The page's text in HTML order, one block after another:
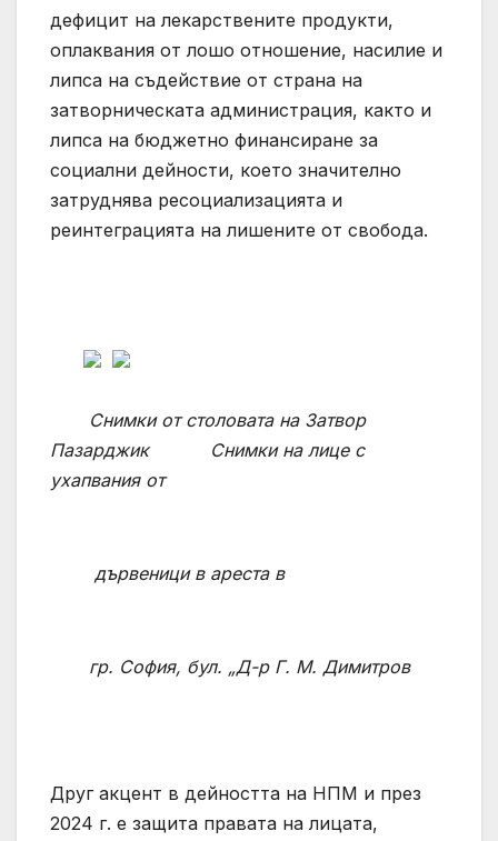
дефицит на лекарствените продукти,
оплаквания от лошо отношение, насилие и
липса на съдействие от страна на
затворническата администрация, както и
липса на бюджетно финансиране за
социални дейности, което значително
затруднява ресоциализацията и
реинтеграцията на лишените от свобода.
Снимки от столовата на Затвор
Пазарджик Снимки на лице с
ухапвания от
дървеници в ареста в
гр. София, бул. „Д-р Г. М. Димитров
Друг акцент в дейността на НПМ и през
2024 г. е защита правата на лицата,